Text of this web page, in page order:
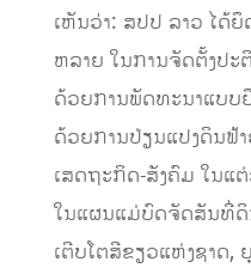
ເຫັນວ່າ: ສປປ ລາວ ໄດ້
ຫລາຍ ໃນການຈັດຕັ້ງປະ
ດ້ວຍການພັດທະນາແບບ
ດ້ວຍການປ່ຽນແປງດິນຟ້
ເສດຖະກິດ-ສັງຄົມ ໃນແ
ໃນແຜນແມ່ບົດຈັດສັນທີ່ດິ
ເຕີບໂຕສີຂຽວແຫ່ງຊາດ,